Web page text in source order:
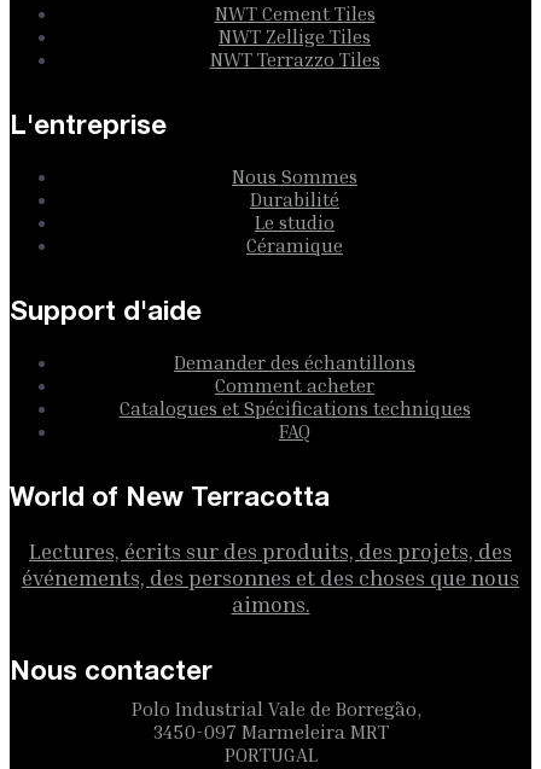
NWT Cement Tiles
NWT Zellige Tiles
NWT Terrazzo Tiles
L'entreprise
Nous Sommes
Durabilité
Le studio
Céramique
Support d'aide
Demander des échantillons
Comment acheter
Catalogues et Spécifications techniques
FAQ
World of New Terracotta
Lectures, écrits sur des produits, des projets, des
événements, des personnes et des choses que nous
aimons.
Nous contacter
Polo Industrial Vale de Borregão,
3450-097 Marmeleira MRT
PORTUGAL